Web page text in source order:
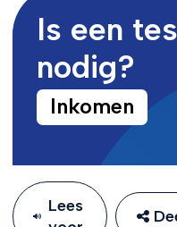
Is een
nodig?
Inkomen
Lees